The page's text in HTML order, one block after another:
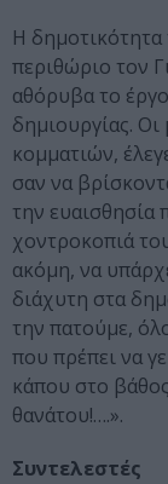
Η
περιθώριο τον
αθόρυβα το
δημιουργίας.
κομματιών,
σαν να
την ευαισθησία
χοντροκοπιά
ακόμη, να
διάχυτη στα
την πατούμε,
που πρέπει να
κάπου στο
θανάτου!….».
Συντελεστές